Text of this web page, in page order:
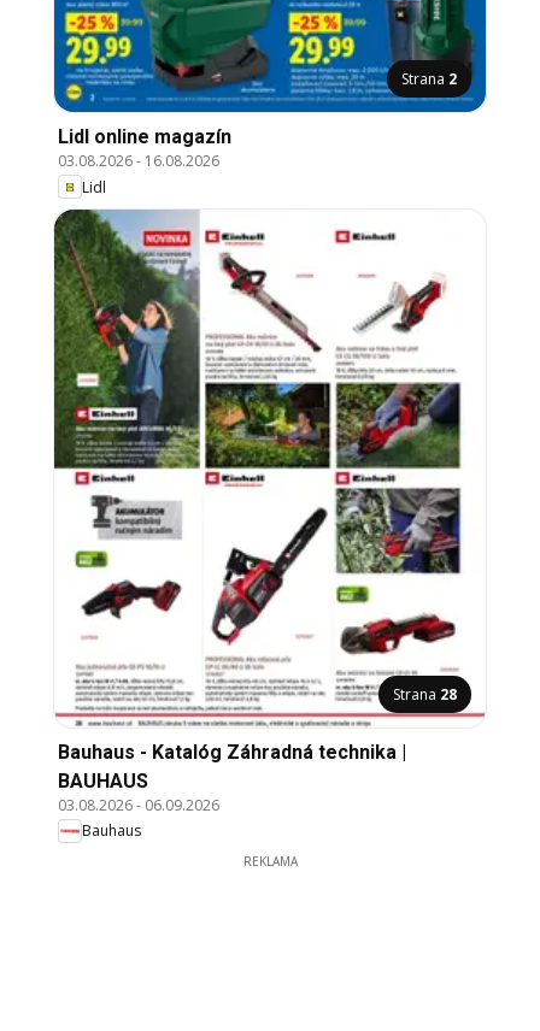
Strana 2
Lidl online magazín
03.08.2026- 16.08.2026
Lidl
Strana 28
Bauhaus - Katalóg Záhradná technika |
BAUHAUS
03.08.2026- 06.09.2026
Bauhaus
REKLAMA